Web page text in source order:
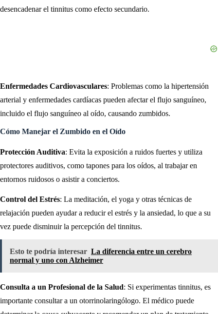
desencadenar el tinnitus como efecto secundario.
Enfermedades Cardiovasculares: Problemas como la hipertensión
arterial y enfermedades cardíacas pueden afectar el flujo sanguíneo,
incluido el flujo sanguíneo al oído, causando zumbidos.
Cómo Manejar el Zumbido en el Oído
Protección Auditiva: Evita la exposición a ruidos fuertes y utiliza
protectores auditivos, como tapones para los oídos, al trabajar en
entornos ruidosos o asistir a conciertos.
Control del Estrés: La meditación, el yoga y otras técnicas de
relajación pueden ayudar a reducir el estrés y la ansiedad, lo que a su
vez puede disminuir la percepción del tinnitus.
Esto te podría interesar La diferencia entre un cerebro
normal y uno con Alzheimer
Consulta a un Profesional de la Salud: Si experimentas tinnitus, es
importante consultar a un otorrinolaringólogo. El médico puede